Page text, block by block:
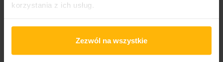
korzystania z ich usług.
Zezwól na wszystkie
...Off the Bone to pierwszy album kompilacyjny z
amerykańskiegozespołu rockowego The Cramps .
Został wydany w 1983 roku w Wielkiej Brytanii przez